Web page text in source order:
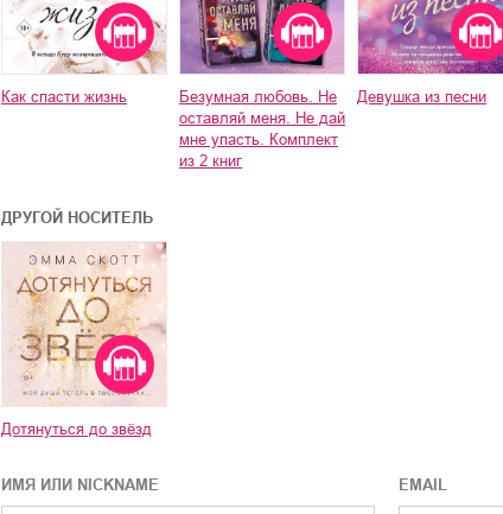
Как спасти жизнь
Безумная любовь. Не
оставляй меня. Не дай
мне упасть. Комплект
из 2 книг
Девушка из песни
ДРУГОЙ НОСИТЕЛЬ
Дотянуться до звёзд
ИМЯ ИЛИ NICKNAME EMAIL